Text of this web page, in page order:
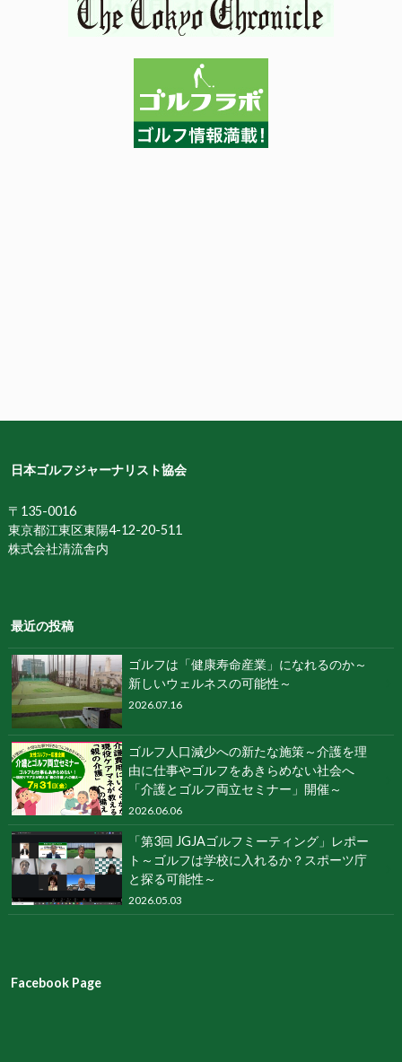
日本ゴルフジャーナリスト協会
〒135-0016
東京都江東区東陽4-12-20-511
株式会社清流舎内
最近の投稿
ゴルフは「健康寿命産業」になれるのか～
新しいウェルネスの可能性～
2026.07.16
ゴルフ人口減少への新たな施策～介護を理
由に仕事やゴルフをあきらめない社会へ
「介護とゴルフ両立セミナー」開催～
2026.06.06
「第3回 JGJAゴルフミーティング」レポー
ト～ゴルフは学校に入れるか？スポーツ庁
と探る可能性～
2026.05.03
Facebook Page